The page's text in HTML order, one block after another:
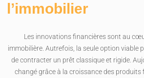
l’immobilier
Les innovations financières sont au
immobilière. Autrefois, la seule option viable
de contracter un prêt classique et rigide.
changé grâce à la croissance des produits